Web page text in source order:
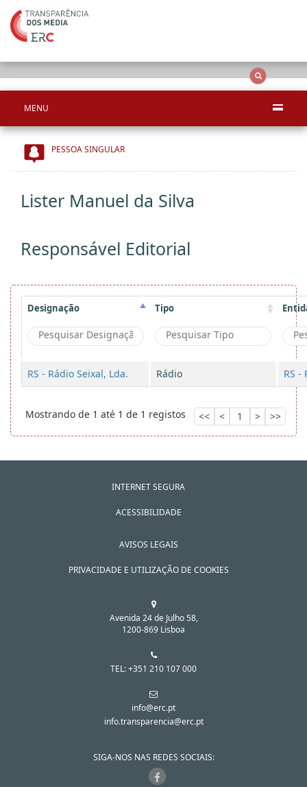
MENU
PESSOA SINGULAR
Lister Manuel da Silva
Responsável Editorial
Designação Tipo
RS - Rádio Seixal, Lda. Rádio RS -
Mostrando de 1 até 1 de 1 registos << < 1 > >>
INTERNET SEGURA
ACESSIBILIDADE
AVISOS LEGAIS
PRIVACIDADE E UTILIZAÇÃO DE COOKIES
Avenida 24 de Julho 58,
1200-869 Lisboa
TEL: +351 210 107 000
info@erc.pt
info.transparencia@erc.pt
SIGA-NOS NAS REDES SOCIAIS: